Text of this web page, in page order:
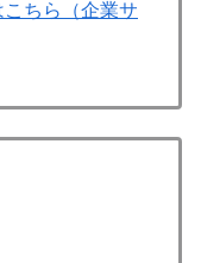
ちら（企業サ